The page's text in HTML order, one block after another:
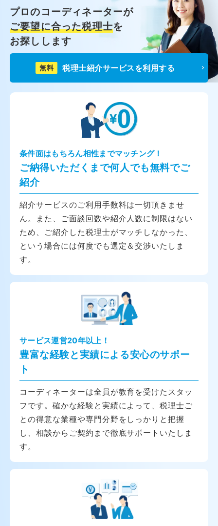
プロのコーディネーターが
ご要望に合った税理士を
お探しします
無料 税理士紹介サービスを利用する
条件面はもちろん相性までマッチング！
ご納得いただくまで何人でも無料でご
紹介
紹介サービスのご利用手数料は一切頂きませ
ん。また、ご面談回数や紹介人数に制限はない
ため、ご紹介した税理士がマッチしなかった、
という場合には何度でも選定＆交渉いたしま
す。
サービス運営20年以上！
豊富な経験と実績による安心のサポー
ト
コーディネーターは全員が教育を受けたスタッ
フです。確かな経験と実績によって、税理士ご
との得意な業種や専門分野をしっかりと把握
し、相談からご契約まで徹底サポートいたしま
す。